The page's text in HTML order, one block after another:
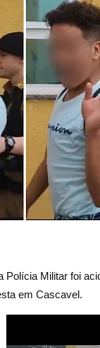
Polícia Militar foi
em Cascavel.